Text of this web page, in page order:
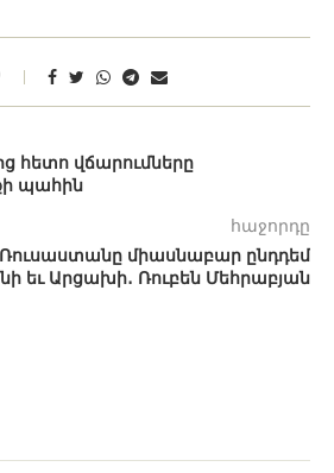
հետո վճարումները
պահին
հաջորդը
Ռուսաստանը միասնաբար ընդդեմ
եւ Արցախի․ Ռուբեն Մեհրաբյան